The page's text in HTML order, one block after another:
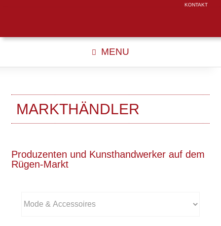
KONTAKT
MENU
MARKTHÄNDLER
Produzenten und Kunsthandwerker auf dem
Rügen-Markt